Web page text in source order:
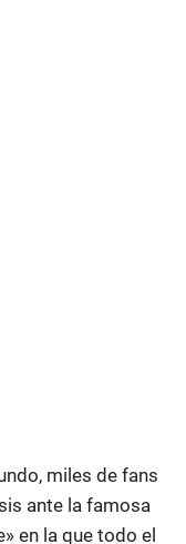
miles de fans
ante la famosa
en la que todo el